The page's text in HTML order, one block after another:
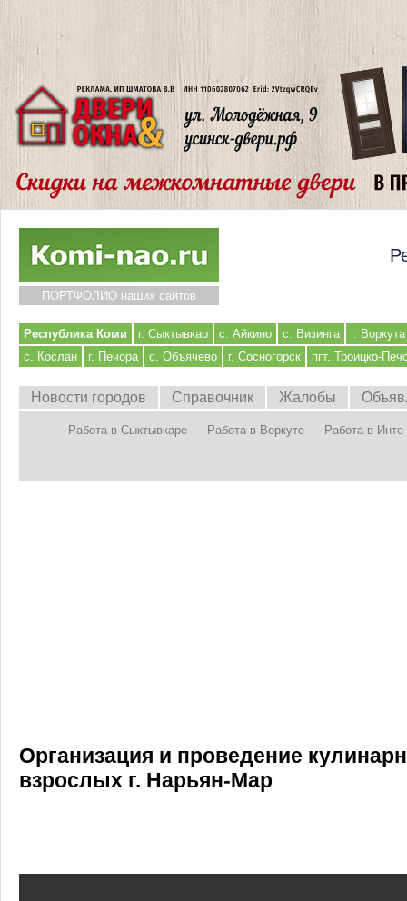
ПОРТФОЛИО наших сайтов
Республика Коми г. Сыктывкар с. Айкино с. Визинга
г. Воркута
с. Кослан
г. Печора с. Объячево г. Сосногорск пгт. Троицко-
Новости городов Справочник Жалобы
Работа в Сыктывкаре Работа в Воркуте Работа в Инте
Организация и проведение
взрослых г. Нарьян-Мар